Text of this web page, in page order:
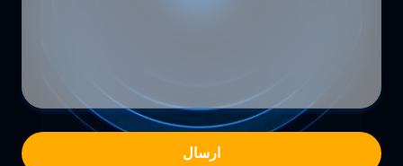
ارسال